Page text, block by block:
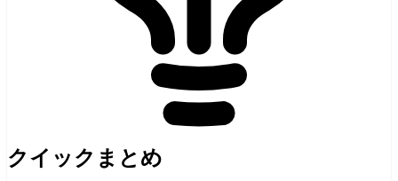
クイックまとめ